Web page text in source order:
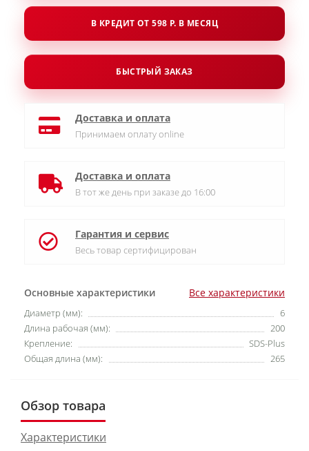
Основные характеристики Все характеристики
Диаметр (мм):
6
Длина рабочая (мм):
200
Крепление:
SDS-Plus
Общая длина (мм):
265
В КРЕДИТ ОТ 598 Р. В МЕСЯЦ
БЫСТРЫЙ ЗАКАЗ
Доставка и оплата
Принимаем оплату online
Доставка и оплата
В тот же день при заказе до 16:00
Гарантия и сервис
Весь товар сертифицирован
Обзор товара
Характеристики